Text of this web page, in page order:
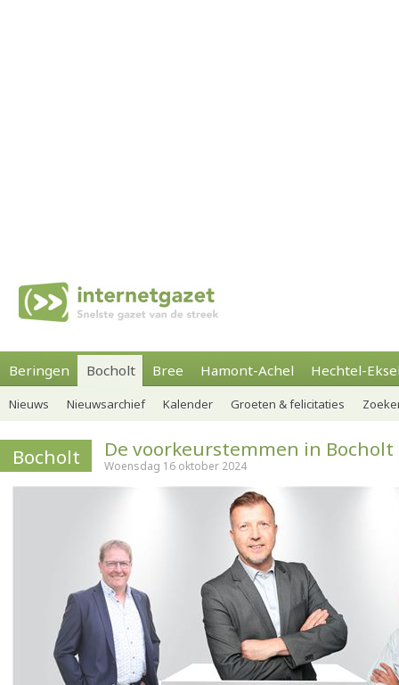
Beringen Bocholt Bree Hamont-Achel Hechtel-
Nieuws Nieuwsarchief Kalender Groeten & felicitaties
Bocholt De voorkeurstemmen in Bocholt
Woensdag 16 oktober 2024